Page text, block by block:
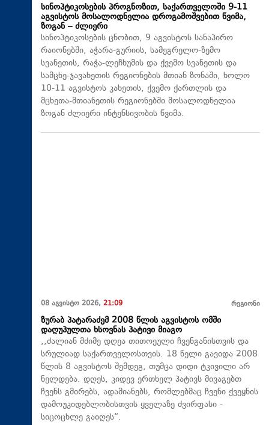
სინოპტიკოსების პროგნოზით, საქართველოში 9-11
აგვისტოს მოსალოდნელია დროგამოშვებით წვიმა,
ზოგან – ძლიერი
სინოპტიკოსების ცნობით, 9 აგვისტოს სანაპირო
რაიონებში, აჭარა-გურიის, სამეგრელო-ზემო
სვანეთის, რაჭა-ლეჩხუმის და ქვემო სვანეთის და
სამცხე-ჯავახეთის რეგიონების მთიან ზონაში, ხოლო
10-11 აგვისტოს კახეთის, ქვემო ქართლის და
მცხეთა-მთიანეთის რეგიონებში მოსალოდნელია
ზოგან ძლიერი ინტენსივობის წვიმა.
08 აგვისტო 2026, 21:09 რეგიონი
ზურაბ პატარაძემ 2008 წლის აგვისტოს ომში
დაღუპულთა ხსოვნას პატივი მიაგო
,,ძალიან მძიმე დღეა თითოეული ჩვენგანისთვის და
სრულიად საქართველოსთვის. 18 წელი გავიდა 2008
წლის 8 აგვისტოს შემდეგ, თუმცა დიდი ტკივილი არ
ნელდება. დღეს, კიდევ ერთხელ პატივს მივაგებთ
ჩვენს გმირებს, ადამიანებს, რომლებმაც ჩვენი ქვეყნის
დამოუკიდებლობისთვის ყველაზე ძვირფასი -
სიცოცხლე გაიღეს“.